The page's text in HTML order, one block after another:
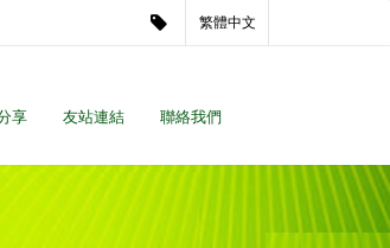
繁體中文
享 友站連結 聯絡我們